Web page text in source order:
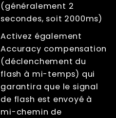
(généralement 2
secondes, soit 2000ms)
Activez également
Accuracy compensation
(déclenchement du
flash à mi-temps) qui
garantira que le signal
de flash est envoyé à
mi-chemin de